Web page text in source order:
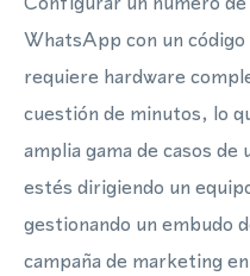
WhatsApp con un
requiere hardware
cuestión de minutos, lo
amplia gama de casos de
estés dirigiendo un
gestionando un embudo
campaña de marketing